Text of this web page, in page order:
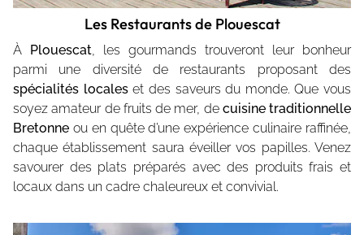
Les Restaurants de Plouescat
À Plouescat, les gourmands trouveront leur bonheur
parmi une diversité de restaurants proposant des
spécialités localeset des saveurs du monde. Que vous
soyez amateur de fruits de mer, de cuisine traditionnelle
Bretonne ou en quête d’une expérience culinaire raffinée,
chaque établissement saura éveiller vos papilles. Venez
savourer des plats préparés avec des produits frais et
locaux dans un cadre chaleureux et convivial.